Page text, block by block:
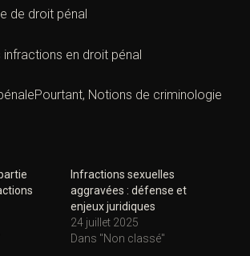
de droit pénal
infractions en droit pénal
Notions de criminologie
Infractions sexuelles
aggravées : défense et
enjeux juridiques
24 juillet 2025
Dans "Non classé"